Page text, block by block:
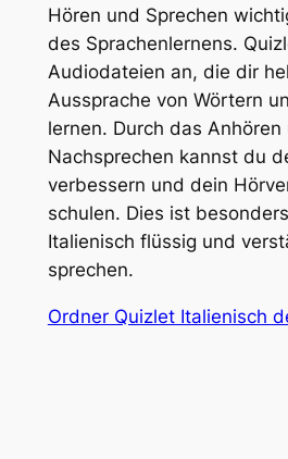
Hören und Sprechen
des Sprachenlernens.
Audiodateien an, die dir
Aussprache von Wörtern
lernen. Durch das Anhören
Nachsprechen kannst du
verbessern und dein
schulen. Dies ist
Italienisch flüssig und
sprechen.
Ordner Quizlet Italienisch